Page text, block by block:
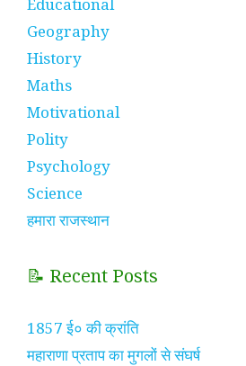
Geography
History
Maths
Motivational
Polity
Psychology
Science
हमारा राजस्थान
📝 Recent Posts
1857 ई० की क्रांति
महाराणा प्रताप का मुगलों से संघर्ष